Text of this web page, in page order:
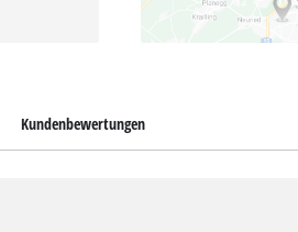
Kundenbewertungen